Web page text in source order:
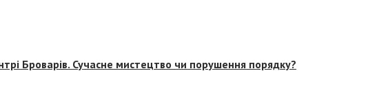
Броварів. Сучасне мистецтво чи порушення порядку?